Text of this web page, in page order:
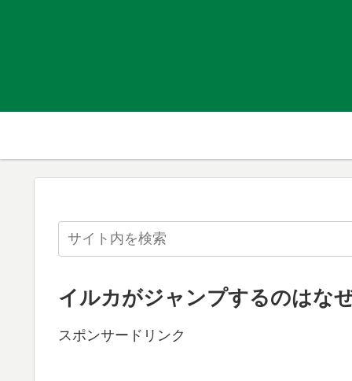
イルカがジャンプするのはな
スポンサードリンク